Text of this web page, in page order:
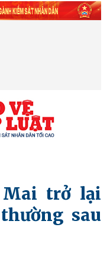
Mai trở lại
sau